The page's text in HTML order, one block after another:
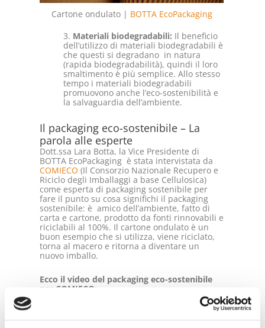
Cartone ondulato | BOTTA EcoPackaging
3. Materiali biodegradabili: Il beneficio
dell’utilizzo di materiali biodegradabili è
che questi si degradano in natura
(rapida biodegradabilità), quindi il loro
smaltimento è più semplice. Allo stesso
tempo i materiali biodegradabili
promuovono anche l’eco-sostenibilità e
la salvaguardia dell’ambiente.
Il packaging eco-sostenibile – La
parola alle esperte
Dott.ssa Lara Botta, la Vice Presidente di
BOTTA EcoPackaging è stata intervistata da
COMIECO (Il Consorzio Nazionale Recupero e
Riciclo degli Imballaggi a base Cellulosica)
come esperta di packaging sostenibile per
fare il punto su cosa significhi il packaging
sostenibile: è amico dell’ambiente, fatto di
carta e cartone, prodotto da fonti rinnovabili e
riciclabili al 100%. Il cartone ondulato è un
buon esempio che si utilizza, viene riciclato,
torna al macero e ritorna a diventare un
nuovo imballo.
Ecco il video del packaging eco-sostenibile
per COMIECO: